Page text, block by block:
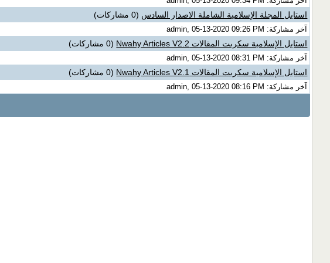
استايل المجلة الإسلامية الشاملة الاصدار السادس (0 مشاركات)
آخر مشاركة: admin, 05-13-2020 09:26 PM
استايل الإسلامية سكربت المقالات Nwahy Articles V2.2 (0 مشاركات)
آخر مشاركة: admin, 05-13-2020 08:31 PM
استايل الإسلامية سكربت المقالات Nwahy Articles V2.1 (0 مشاركات)
آخر مشاركة: admin, 05-13-2020 08:16 PM